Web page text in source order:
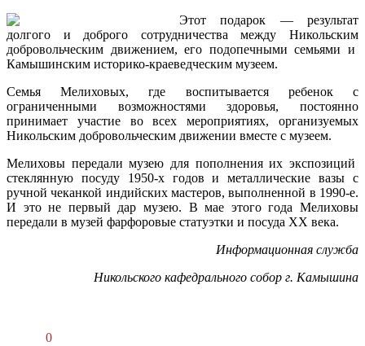
Этот подарок — результат
долгого и доброго сотрудничества между Никольским
добровольческим движением, его подопечными семьями и
Камышинским историко-краеведческим музеем.
Семья Мелиховых, где воспитывается ребенок с
ограниченными возможностями здоровья, постоянно
принимает участие во всех мероприятиях, организуемых
Никольским добровольческим движении вместе с музеем.
Мелиховы передали музею для пополнения их экспозиций
стеклянную посуду 1950-х годов и металлические вазы с
ручной чеканкой индийских мастеров, выполненной в 1990-е.
И это не первый дар музею. В мае этого года Мелиховы
передали в музей фарфоровые статуэтки и посуда XX века.
Информационная служба
Никольского кафедрального собор г. Камышина
0